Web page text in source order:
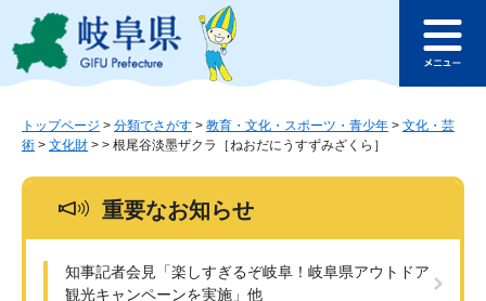
ジ
ュ
このページの本文へ
ュ
トップページ > 分類でさがす > 教育・文化・スポーツ・青少年 > 文化・芸
術 > 文化財 > > 根尾谷淡墨ザクラ［ねおだにうすずみざくら］
重要なお知らせ
知事記者会見「楽しすぎるぞ岐阜！岐阜県アウトドア
観光キャンペーンを実施」他